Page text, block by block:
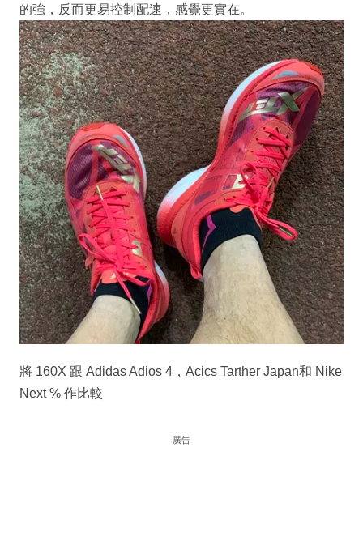
的強，反而更易控制配速，感覺更實在。
將 160X 跟 Adidas Adios 4，Acics Tarther Japan和 Nike
Next % 作比較
廣告